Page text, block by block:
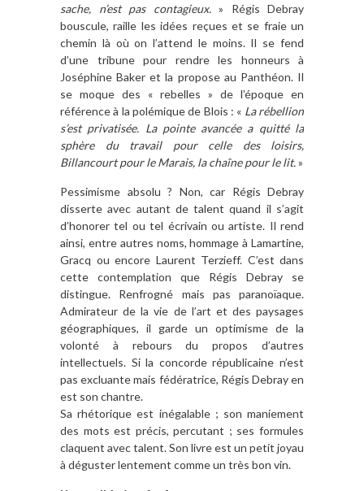
sache, n’est pas contagieux. » Régis Debray
bouscule, raille les idées reçues et se fraie un
chemin là où on l’attend le moins. Il se fend
d’une tribune pour rendre les honneurs à
Joséphine Baker et la propose au Panthéon. Il
se moque des « rebelles » de l’époque en
référence à la polémique de Blois : « La rébellion
s’est privatisée. La pointe avancée a quitté la
sphère du travail pour celle des loisirs,
Billancourt pour le Marais, la chaîne pour le lit.»
Pessimisme absolu ? Non, car Régis Debray
disserte avec autant de talent quand il s’agit
d’honorer tel ou tel écrivain ou artiste. Il rend
ainsi, entre autres noms, hommage à Lamartine,
Gracq ou encore Laurent Terzieff. C’est dans
cette contemplation que Régis Debray se
distingue. Renfrogné mais pas paranoïaque.
Admirateur de la vie de l’art et des paysages
géographiques, il garde un optimisme de la
volonté à rebours du propos d’autres
intellectuels. Si la concorde républicaine n’est
pas excluante mais fédératrice, Régis Debray en
est son chantre.
Sa rhétorique est inégalable ; son maniement
des mots est précis, percutant ; ses formules
claquent avec talent. Son livre est un petit joyau
à déguster lentement comme un très bon vin.